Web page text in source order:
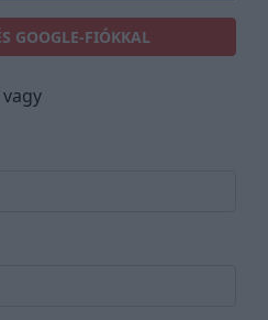
GOOGLE-FIÓKKAL
vagy